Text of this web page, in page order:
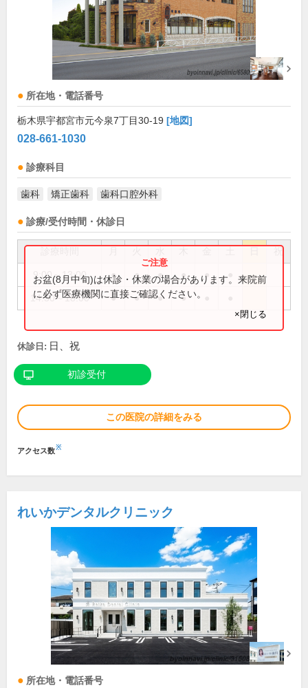
所在地・電話番号
栃木県宇都宮市元今泉7丁目30-19 [地図]
028-661-1030
診療科目
歯科 矯正歯科 歯科口腔外科
診療/受付時間・休診日
祝
9:00～13:00 ● ● ● ● ●
14:30～18:00 ● ● ● ●
お盆(8月中旬)は休診・休業の場合があります。来院前
に必ず医療機関に直接ご確認ください。
×閉じる
休診日: 日、祝
初診受付
この医院の詳細をみる
アクセス数※
れいかデンタルクリニック
所在地・電話番号